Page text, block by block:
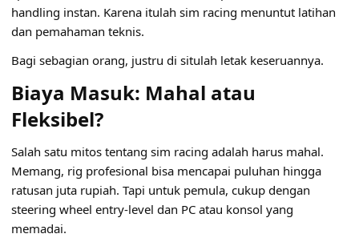
handling instan. Karena itulah sim racing menuntut latihan
dan pemahaman teknis.
Bagi sebagian orang, justru di situlah letak keseruannya.
Biaya Masuk: Mahal atau
Fleksibel?
Salah satu mitos tentang sim racing adalah harus mahal.
Memang, rig profesional bisa mencapai puluhan hingga
ratusan juta rupiah. Tapi untuk pemula, cukup dengan
steering wheel entry-level dan PC atau konsol yang
memadai.